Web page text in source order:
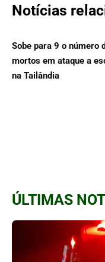
Notícias
Sobe para 9 o número
mortos em ataque a
na Tailândia
ÚLTIMAS